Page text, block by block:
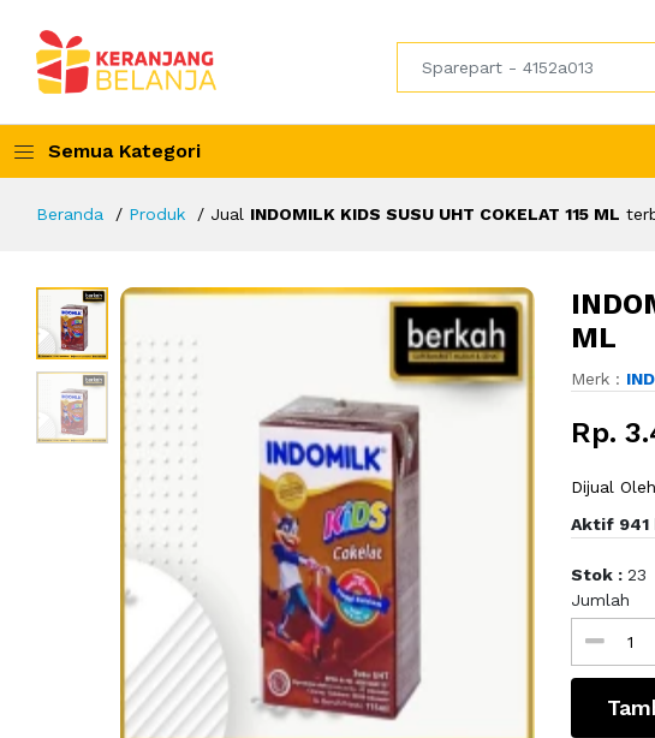
Semua Kategori
Beranda Produk Jual INDOMILK KIDS SUSU UHT COKELAT 115 ML
ML
Merk :
Rp.
Dijual
Aktif 941
Stok : 23
Jumlah